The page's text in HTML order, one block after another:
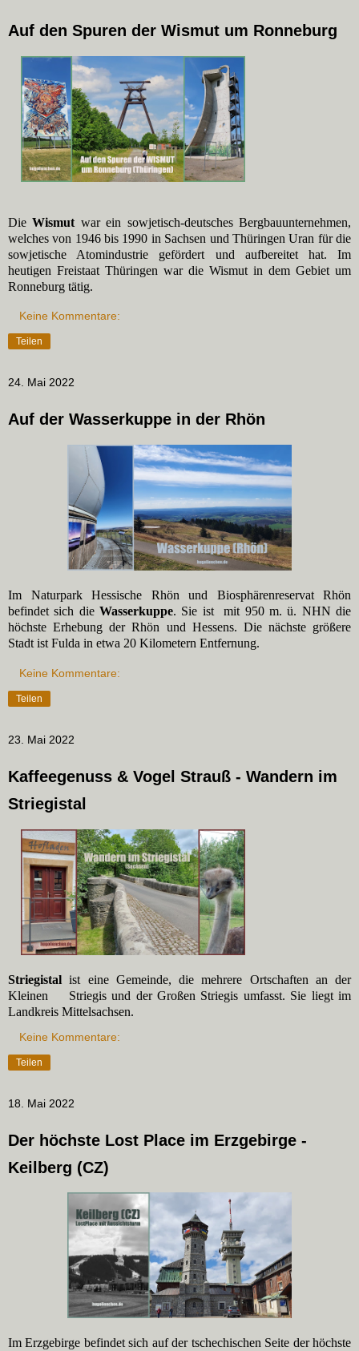
Auf den Spuren der Wismut um Ronneburg
DieWismut war ein sowjetisch-deutsches Bergbauunternehmen,
welches von 1946 bis 1990 in Sachsen und Thüringen Uran für die
sowjetische Atomindustrie gefördert und aufbereitet hat. Im
heutigen Freistaat Thüringen war die Wismut in dem Gebiet um
Ronneburg tätig.
Keine Kommentare:
Teilen
24. Mai 2022
Auf der Wasserkuppe in der Rhön
Im Naturpark Hessische Rhön und Biosphärenreservat Rhön
befindet sich die Wasserkuppe. Sie ist mit 950 m. ü. NHN die
höchste Erhebung der Rhön und Hessens. Die nächste größere
Stadt ist Fulda in etwa 20 Kilometern Entfernung.
Keine Kommentare:
Teilen
23. Mai 2022
Kaffeegenuss & Vogel Strauß - Wandern im
Striegistal
Striegistalist eine Gemeinde, die mehrere Ortschaften an der
Kleinen Striegis und der Großen Striegis umfasst. Sie liegt im
Landkreis Mittelsachsen.
Keine Kommentare:
Teilen
18. Mai 2022
Der höchste Lost Place im Erzgebirge -
Keilberg (CZ)
Im Erzgebirge befindet sich auf der tschechischen Seite der höchste